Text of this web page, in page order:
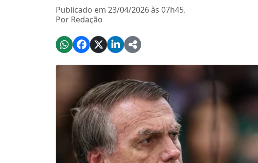
Publicado em 23/04/2026 às 07h45.
Por Redação